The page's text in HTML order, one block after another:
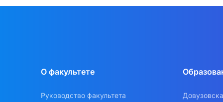
О факультете
Руководство факультета